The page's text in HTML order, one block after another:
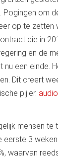
Pogingen om
op te zetten
die in
en de
nu een einde.
Dit creert
pijler. audio
mensen te
3
waarvan